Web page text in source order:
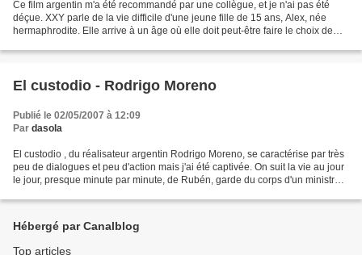
Ce film argentin m'a été recommandé par une collègue, et je n'ai pas été
déçue. XXY parle de la vie difficile d'une jeune fille de 15 ans, Alex, née
hermaphrodite. Elle arrive à un âge où elle doit peut-être faire le choix de
El custodio - Rodrigo Moreno
Publié le 02/05/2007 à 12:09
Par dasola
El custodio , du réalisateur argentin Rodrigo Moreno, se caractérise par très
peu de dialogues et peu d'action mais j'ai été captivée. On suit la vie au jour
le jour, presque minute par minute, de Rubén, garde du corps d'un ministre
Hébergé par Canalblog
Top articles